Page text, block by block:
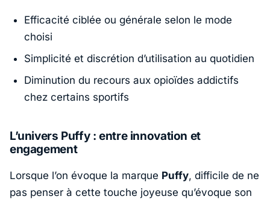
Efficacité ciblée ou générale selon le mode
choisi
Simplicité et discrétion d’utilisation au quotidien
Diminution du recours aux opioïdes addictifs
chez certains sportifs
L’univers Puffy : entre innovation et
engagement
Lorsque l’on évoque la marque Puffy, difficile de ne
pas penser à cette touche joyeuse qu’évoque son